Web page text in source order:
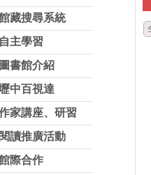
藏搜尋系統
自主學習
圖書館介紹
中百視達
家講座、研習
閱讀推廣活動
際合作